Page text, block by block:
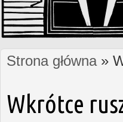
Jesteś tutaj
Strona główna»
Wkrótce